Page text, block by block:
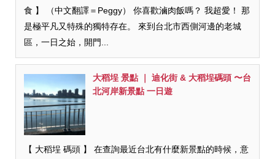
食 】 （中文翻譯＝Peggy） 你喜歡滷肉飯嗎？ 我超愛！ 那
是極平凡又特殊的獨特存在。 來到台北市西側河邊的老城
區，一日之始，開門...
大稻埕 景點 ｜ 迪化街 & 大稻埕碼頭 〜台
北河岸新景點 一日遊
【 大稻埕 碼頭 】 在查詢最近台北有什麼新景點的時候，意